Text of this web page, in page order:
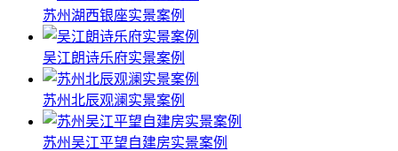
苏州湖西银座实景案例
吴江朗诗乐府实景案例
苏州北辰观澜实景案例
苏州吴江平望自建房实景案例